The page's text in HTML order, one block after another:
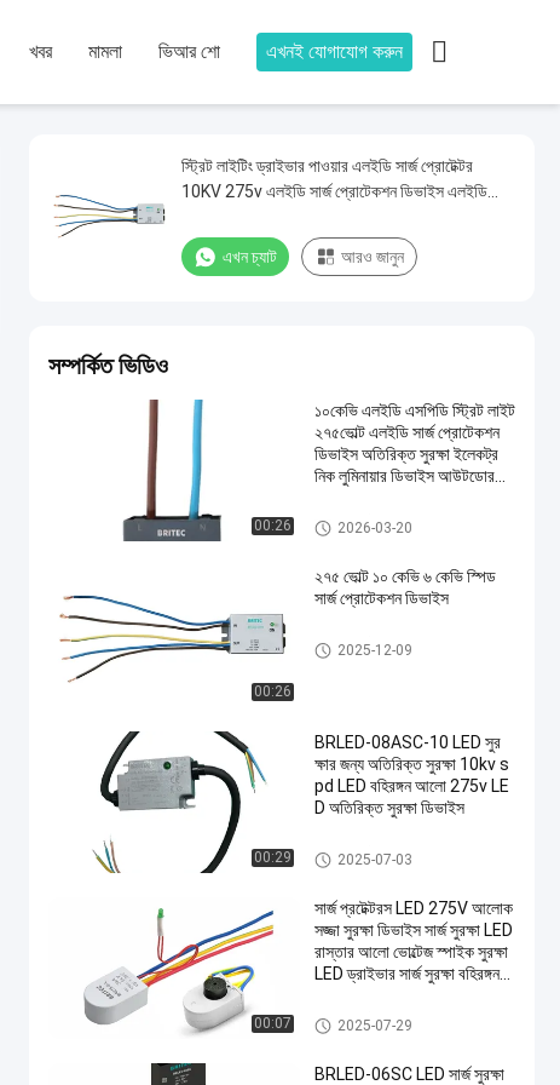
খবর মামলা ভিআর শো এখনই যোগাযোগ করুন 
স্ট্রিট লাইটিং ড্রাইভার পাওয়ার এলইডি সার্জ প্রোটেক্টর
10KV 275v এলইডি সার্জ প্রোটেকশন ডিভাইস এলইডি
লাইটিংয়ের জন্য সার্জ প্রোটেকশন মডিউল
এখন চ্যাট আরও জানুন
সম্পর্কিত ভিডিও
00:26
১০কেভি এলইডি এসপিডি স্ট্রিট লাইট
২৭৫ভোল্ট এলইডি সার্জ প্রোটেকশন
ডিভাইস অতিরিক্ত সুরক্ষা ইলেকট্র
নিক লুমিনায়ার ডিভাইস আউটডোর
সপিডি এলইডি লাইটনিং সিস্টেমের জ
ন্য এসপিডি
এলইডি সার্জ প্রোটেকশন ডিভাইস
2026-03-20
00:26
২৭৫ ভোল্ট ১০ কেভি ৬ কেভি স্পিড
সার্জ প্রোটেকশন ডিভাইস
এলইডি সার্জ প্রোটেকশন ডিভাইস
2025-12-09
00:29
BRLED-08ASC-10 LED সুর
ক্ষার জন্য অতিরিক্ত সুরক্ষা 10kv s
pd LED বহিরঙ্গন আলো 275v LE
D অতিরিক্ত সুরক্ষা ডিভাইস
এলইডি সার্জ প্রোটেকশন ডিভাইস
2025-07-03
00:07
সার্জ প্রটেক্টরস LED 275V আলোক
সজ্জা সুরক্ষা ডিভাইস সার্জ সুরক্ষা LED
রাস্তার আলো ভোল্টেজ স্পাইক সুরক্ষা
LED ড্রাইভার সার্জ সুরক্ষা বহিরঙ্গন
এলইডি সার্জ প্রোটেকশন ডিভাইস
2025-07-29
BRLED-06SC LED সার্জ সুরক্ষা